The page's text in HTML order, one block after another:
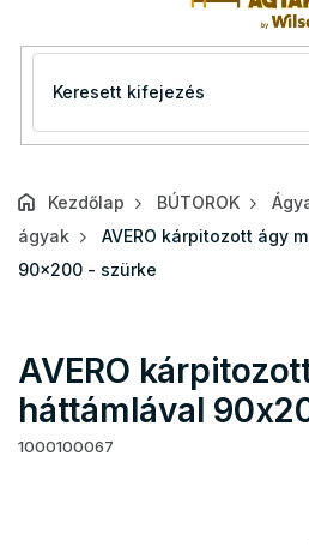
Kezdőlap BÚTOROK
ágyak
AVERO kárpitozott ágy
90x200 - szürke
AVERO
háttámlával
1000100067